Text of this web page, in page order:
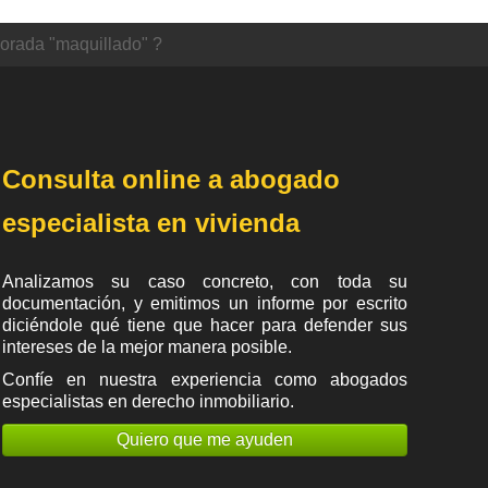
"maquillado" ?
Consulta online a abogado
especialista en vivienda
Analizamos su caso concreto, con toda su
documentación, y emitimos un informe por escrito
diciéndole qué tiene que hacer para defender sus
intereses de la mejor manera posible.
Confíe en nuestra experiencia como abogados
especialistas en derecho inmobiliario.
Quiero que me ayuden